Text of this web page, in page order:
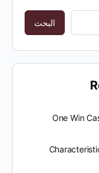
البحث
One Win